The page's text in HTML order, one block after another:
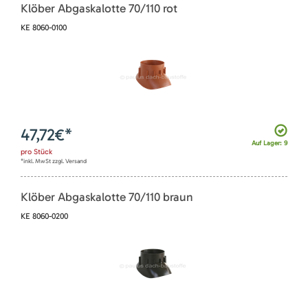
Klöber Abgaskalotte 70/110 rot
KE 8060-0100
Auf Lager: 9
47,72€*
pro Stück
*inkl. MwSt zzgl. Versand
Klöber Abgaskalotte 70/110 braun
KE 8060-0200